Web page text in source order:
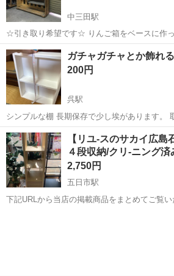
中三田駅
☆引き取り希望です☆ りんご箱をベースに作
スター付いてます。 ガレージで使用しており
ておりませんが、現在は軽く掃除しております。 サイズ
1345 横 1205 ...
広島 広島市 中三田駅 収納家具
ガチャガチャとか飾れ
200円
呉駅
シ
広島 呉市 呉駅 収納家具
【リユ-スのサカイ広島
４段収納/クリ-ニング
2,750円
五日市駅
下記URLから当店の掲載商品をまとめてご覧い